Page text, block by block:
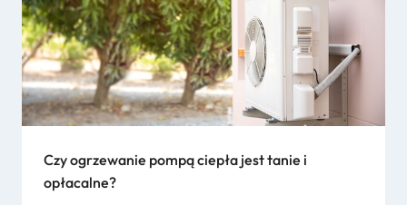
Czy ogrzewanie pompą ciepła jest tanie i
opłacalne?